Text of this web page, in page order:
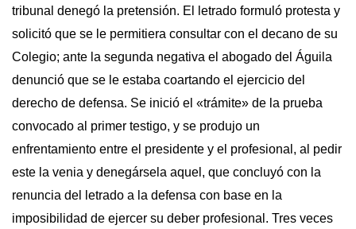
tribunal denegó la pretensión. El letrado formuló protesta y
solicitó que se le permitiera consultar con el decano de su
Colegio; ante la segunda negativa el abogado del Águila
denunció que se le estaba coartando el ejercicio del
derecho de defensa. Se inició el «trámite» de la prueba
convocado al primer testigo, y se produjo un
enfrentamiento entre el presidente y el profesional, al pedir
este la venia y denegársela aquel, que concluyó con la
renuncia del letrado a la defensa con base en la
imposibilidad de ejercer su deber profesional. Tres veces